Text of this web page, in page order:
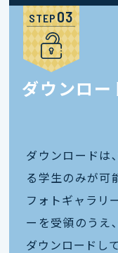
STEP
ダウンロ
ダウンロードは
る学生のみが可
フォトギャラリ
ーを受領のうえ
ダウンロードし